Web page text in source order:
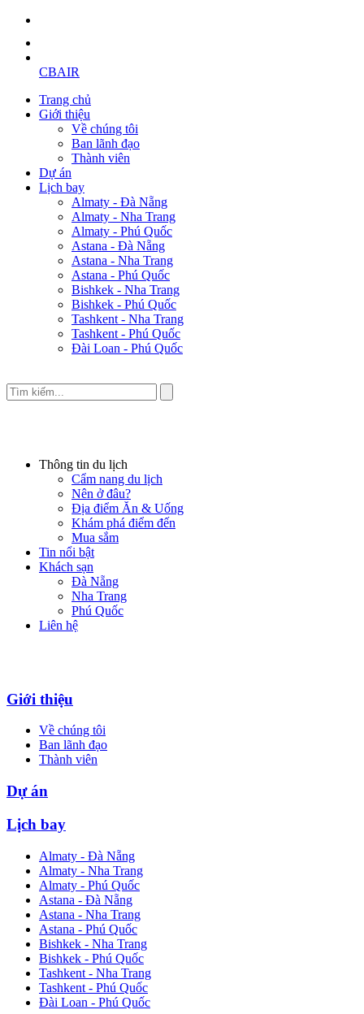
CBAIR
Trang chủ
Giới thiệu
Về chúng tôi
Ban lãnh đạo
Thành viên
Dự án
Lịch bay
Almaty - Đà Nẵng
Almaty - Nha Trang
Almaty - Phú Quốc
Astana - Đà Nẵng
Astana - Nha Trang
Astana - Phú Quốc
Bishkek - Nha Trang
Bishkek - Phú Quốc
Tashkent - Nha Trang
Tashkent - Phú Quốc
Đài Loan - Phú Quốc
Thông tin du lịch
Cẩm nang du lịch
Nên ở đâu?
Địa điểm Ăn & Uống
Khám phá điểm đến
Mua sắm
Tin nổi bật
Khách sạn
Đà Nẵng
Nha Trang
Phú Quốc
Liên hệ
Giới thiệu
Về chúng tôi
Ban lãnh đạo
Thành viên
Dự án
Lịch bay
Almaty - Đà Nẵng
Almaty - Nha Trang
Almaty - Phú Quốc
Astana - Đà Nẵng
Astana - Nha Trang
Astana - Phú Quốc
Bishkek - Nha Trang
Bishkek - Phú Quốc
Tashkent - Nha Trang
Tashkent - Phú Quốc
Đài Loan - Phú Quốc